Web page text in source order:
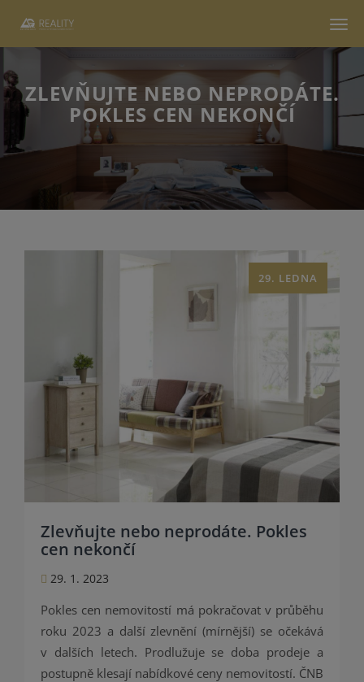
ZLEVŇUJTE NEBO NEPRODÁTE.
POKLES CEN NEKONČÍ
Zlevňujte nebo neprodáte. Pokles
cen nekončí
29. 1. 2023
29. LEDNA
Pokles cen nemovitostí má pokračovat v průběhu
roku 2023 a další zlevnění (mírnější) se očekává
v dalších letech. Prodlužuje se doba prodeje a
postupně klesají nabídkové ceny nemovitostí. ČNB